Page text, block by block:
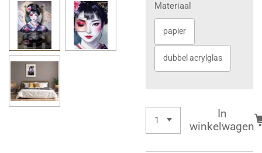
Materiaal
papier
dubbel acrylglas
In
winkelwagen